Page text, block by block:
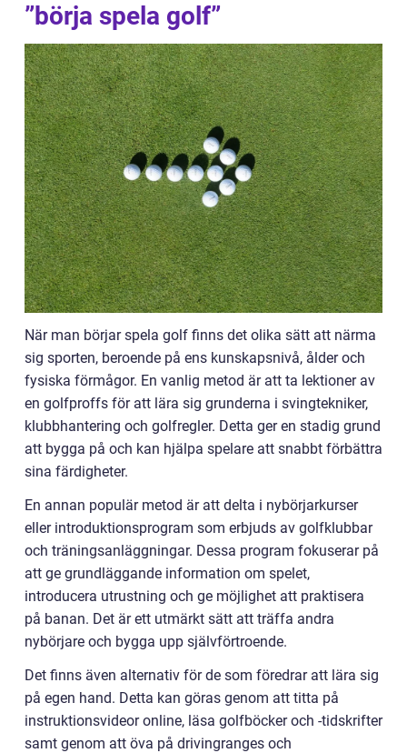
”börja spela golf”
När man börjar spela golf finns det olika sätt att närma
sig sporten, beroende på ens kunskapsnivå, ålder och
fysiska förmågor. En vanlig metod är att ta lektioner av
en golfproffs för att lära sig grunderna i svingtekniker,
klubbhantering och golfregler. Detta ger en stadig grund
att bygga på och kan hjälpa spelare att snabbt förbättra
sina färdigheter.
En annan populär metod är att delta i nybörjarkurser
eller introduktionsprogram som erbjuds av golfklubbar
och träningsanläggningar. Dessa program fokuserar på
att ge grundläggande information om spelet,
introducera utrustning och ge möjlighet att praktisera
på banan. Det är ett utmärkt sätt att träffa andra
nybörjare och bygga upp självförtroende.
Det finns även alternativ för de som föredrar att lära sig
på egen hand. Detta kan göras genom att titta på
instruktionsvideor online, läsa golfböcker och -tidskrifter
samt genom att öva på drivingranges och